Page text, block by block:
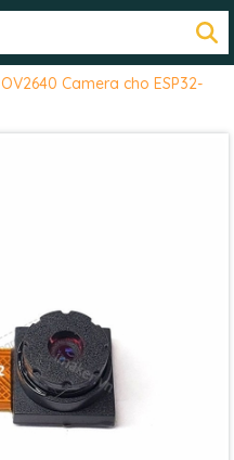
OV2640 Camera cho ESP32-